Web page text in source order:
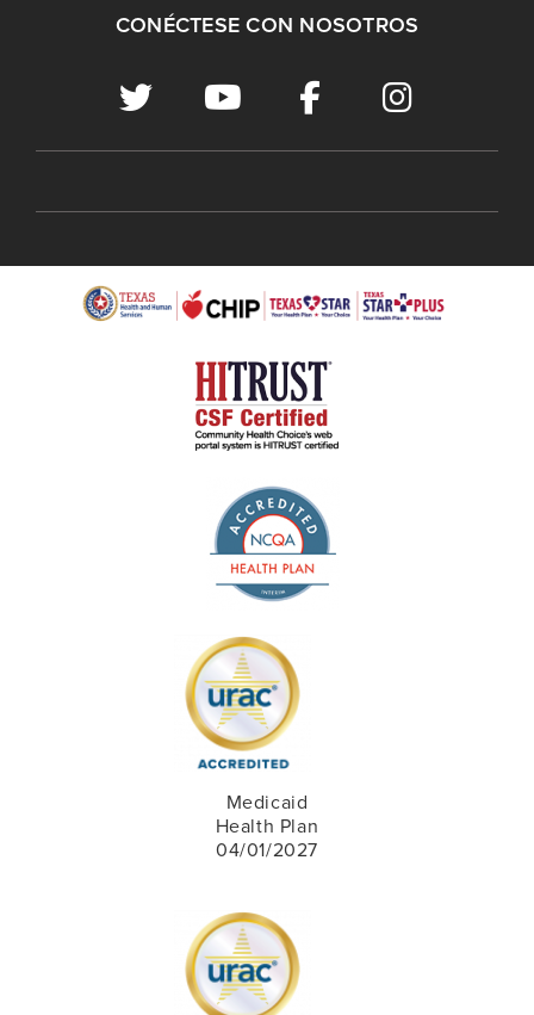
CONÉCTESE CON NOSOTROS
Medicaid
Health Plan
04/01/2027